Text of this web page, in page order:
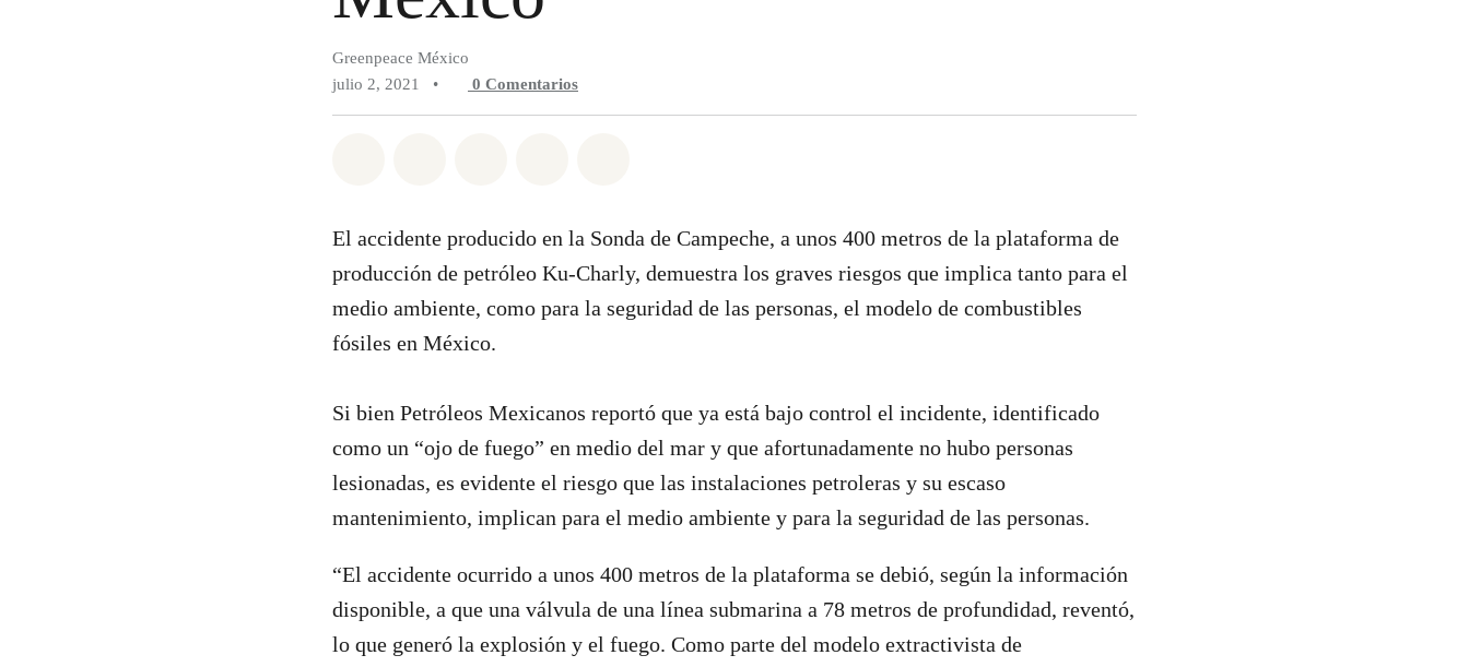
Greenpeace México
julio 2, 2021
• 0 Comentarios
El accidente producido en la Sonda de Campeche, a unos 400 metros de la plataforma de
producción de petróleo Ku-Charly, demuestra los graves riesgos que implica tanto para el
medio ambiente, como para la seguridad de las personas, el modelo de combustibles
fósiles en México.
Si bien Petróleos Mexicanos reportó que ya está bajo control el incidente, identificado
como un “ojo de fuego” en medio del mar y que afortunadamente no hubo personas
lesionadas, es evidente el riesgo que las instalaciones petroleras y su escaso
mantenimiento, implican para el medio ambiente y para la seguridad de las personas.
“El accidente ocurrido a unos 400 metros de la plataforma se debió, según la información
disponible, a que una válvula de una línea submarina a 78 metros de profundidad, reventó,
lo que generó la explosión y el fuego. Como parte del modelo extractivista de